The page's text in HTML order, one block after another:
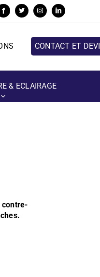
CONTACT ET
& ECLAIRAGE
contre-